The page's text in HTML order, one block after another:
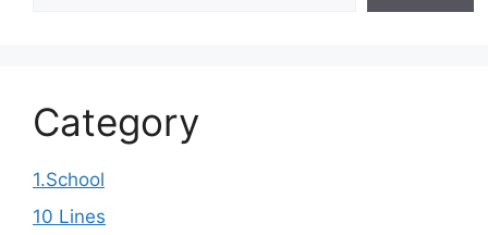
Category
1.School
10 Lines